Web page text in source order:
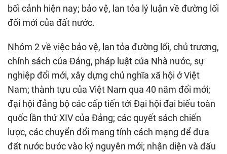
bối cảnh hiện nay; bảo vệ, lan tỏa lý luận về đường lối
đổi mới của đất nước.
Nhóm 2 về việc bảo vệ, lan tỏa đường lối, chủ trương,
chính sách của Đảng, pháp luật của Nhà nước, sự
nghiệp đổi mới, xây dựng chủ nghĩa xã hội ở Việt
Nam; thành tựu của Việt Nam qua 40 năm đổi mới;
đại hội đảng bộ các cấp tiến tới Đại hội đại biểu toàn
quốc lần thứ XIV của Đảng; các quyết sách chiến
lược, các chuyển đổi mang tính cách mạng để đưa
đất nước bước vào kỷ nguyên mới; nhận diện và đấu